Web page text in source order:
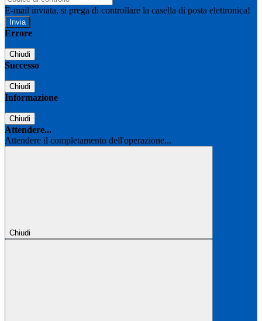
E-mail inviata, si prega di controllare la casella di posta elettronica!
Errore
Chiudi
Successo
Chiudi
Informazione
Chiudi
Attendere...
Attendere il completamento dell'operazione...
Chiudi